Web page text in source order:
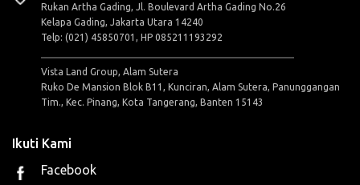
Rukan Artha Gading, Jl. Boulevard Artha Gading No.26
Kelapa Gading, Jakarta Utara 14240
Telp: (021) 45850701, HP 085211193292
Vista Land Group, Alam Sutera
Ruko De Mansion Blok B11, Kunciran, Alam Sutera, Panunggangan
Tim., Kec. Pinang, Kota Tangerang, Banten 15143
Ikuti Kami
Facebook